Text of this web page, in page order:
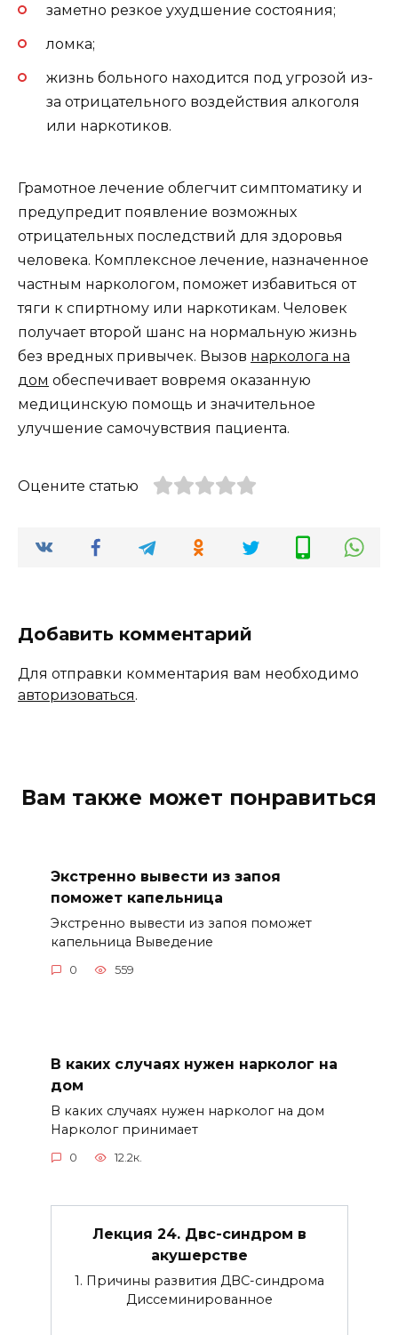
заметно резкое ухудшение состояния;
ломка;
жизнь больного находится под угрозой из-
за отрицательного воздействия алкоголя
или наркотиков.
Грамотное лечение облегчит симптоматику и
предупредит появление возможных
отрицательных последствий для здоровья
человека. Комплексное лечение, назначенное
частным наркологом, поможет избавиться от
тяги к спиртному или наркотикам. Человек
получает второй шанс на нормальную жизнь
без вредных привычек. Вызов нарколога на
дом обеспечивает вовремя оказанную
медицинскую помощь и значительное
улучшение самочувствия пациента.
Оцените статью
Добавить комментарий
Для отправки комментария вам необходимо
авторизоваться.
Вам также может понравиться
Экстренно вывести из запоя
поможет капельница
Экстренно вывести из запоя поможет
капельница Выведение
0 559
В каких случаях нужен нарколог на
дом
В каких случаях нужен нарколог на дом
Нарколог принимает
0 12.2к.
Лекция 24. Двс-синдром в
акушерстве
1. Причины развития ДВС-синдрома
Диссеминированное